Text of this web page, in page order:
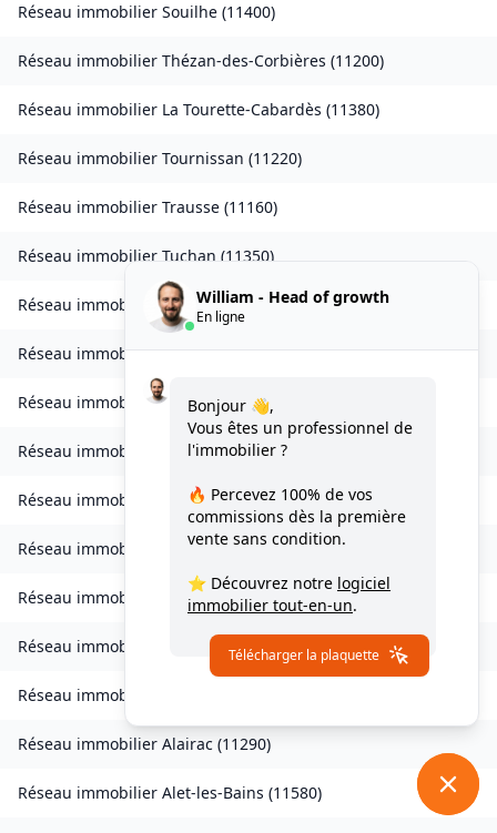
Réseau immobilier Souilhe (11400)
Réseau immobilier Thézan-des-Corbières (11200)
Réseau immobilier La Tourette-Cabardès (11380)
Réseau immobilier Tournissan (11220)
Réseau immobilier Trausse (11160)
Réseau immobilier Tuchan (11350)
Réseau immobilierValmigère(11580)
Réseau immobilierVentenac-en-Minervois(11120)
Réseau immobilierVerdun-en-Lauragais
Réseau immobilier Vignevieille(11330
Réseau immobilier Villalier(11600)
Réseau immobilier Villanière (11600)
Réseau immobilier Villardebelle(11580 )
Réseau immobilier Villarzel-Cabardès 11600
Réseau immobilier
Réseau immobilier Alairac (11290)
Réseau immobilier Alet-les-Bains (11580)
William - Head of growth
En ligne
Bonjour 👋,
Vous êtes un professionnel de
l'immobilier ?
🔥 Percevez 100% de vos
commissions dès la première
vente sans condition.
⭐ Découvrez notre logiciel
immobilier tout-en-un.
Télécharger la plaquette